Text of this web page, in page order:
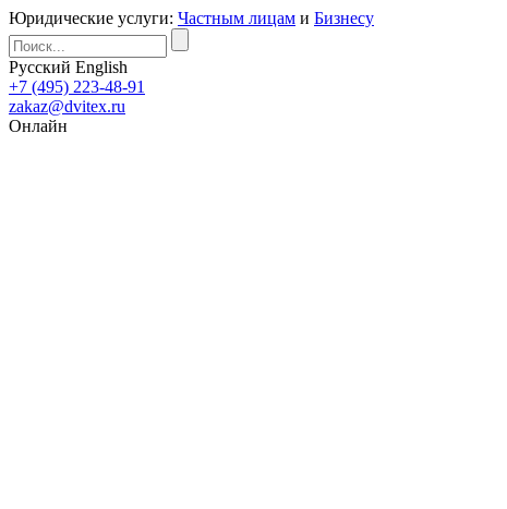
Юридические услуги: Частным лицам и Бизнесу
Русский English
+7 (495) 223-48-91
zakaz@dvitex.ru
Онлайн